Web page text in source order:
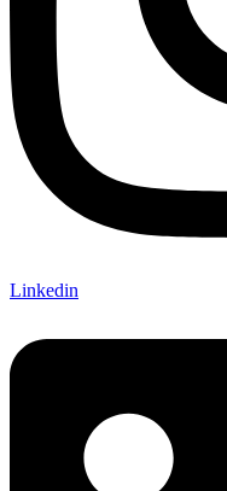
Linkedin